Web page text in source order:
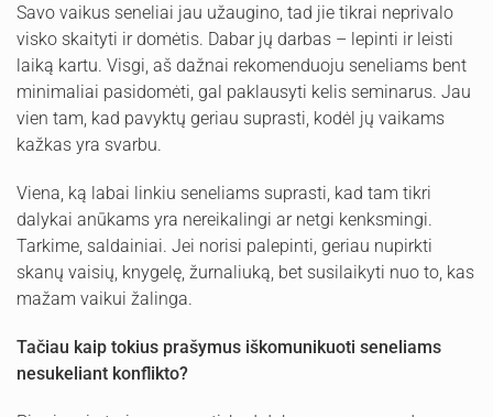
Savo vaikus seneliai jau užaugino, tad jie tikrai neprivalo
visko skaityti ir domėtis. Dabar jų darbas – lepinti ir leisti
laiką kartu. Visgi, aš dažnai rekomenduoju seneliams bent
minimaliai pasidomėti, gal paklausyti kelis seminarus. Jau
vien tam, kad pavyktų geriau suprasti, kodėl jų vaikams
kažkas yra svarbu.
Viena, ką labai linkiu seneliams suprasti, kad tam tikri
dalykai anūkams yra nereikalingi ar netgi kenksmingi.
Tarkime, saldainiai. Jei norisi palepinti, geriau nupirkti
skanų vaisių, knygelę, žurnaliuką, bet susilaikyti nuo to, kas
mažam vaikui žalinga.
Tačiau kaip tokius prašymus iškomunikuoti seneliams
nesukeliant konflikto?